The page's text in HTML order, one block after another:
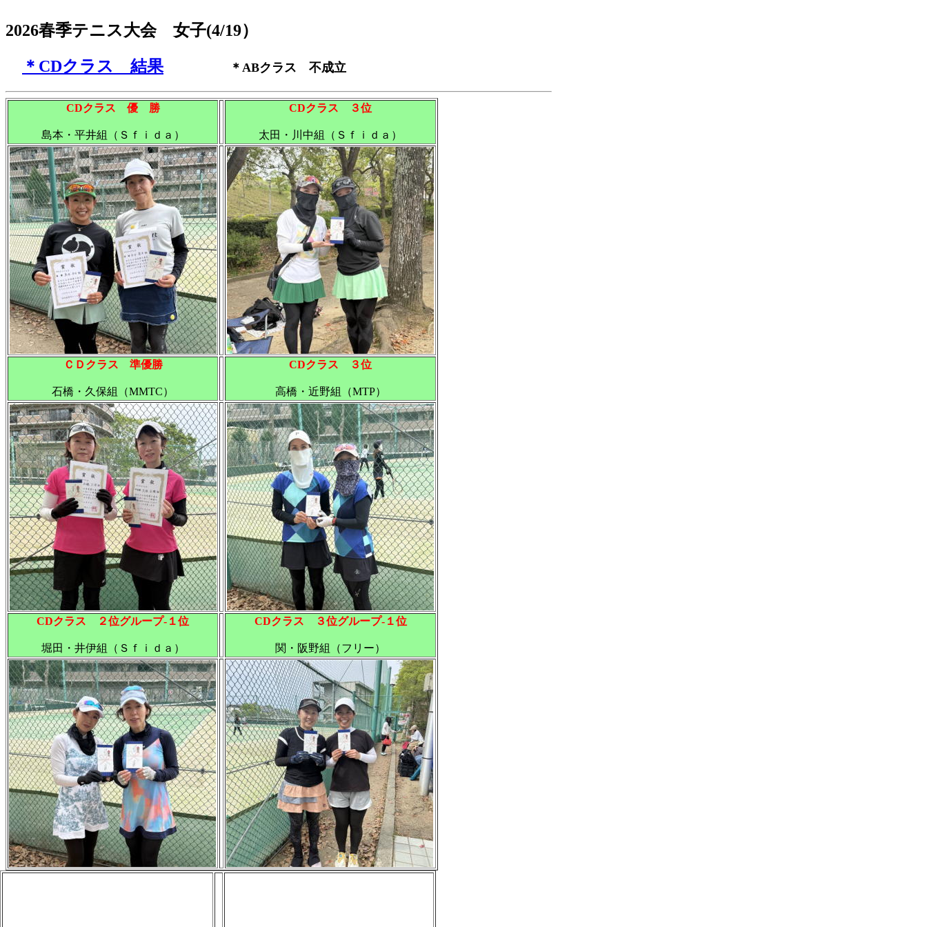
2026春季テニス大会 女子(4/19）
＊CDクラス 結果
＊ABクラス 不成立
CDクラス 優 勝
島本・平井組（Ｓｆｉｄａ）
CDクラス ３位
太田・川中組（Ｓｆｉｄａ）
ＣＤクラス 準優勝
石橋・久保組（MMTC）
CDクラス ３位
高橋 ・近野組（MTP）
CDクラス ２位グループ-１位
堀田・井伊組（Ｓｆｉｄａ）
CDクラス ３位グループ-１位
関・阪野組（フリー）